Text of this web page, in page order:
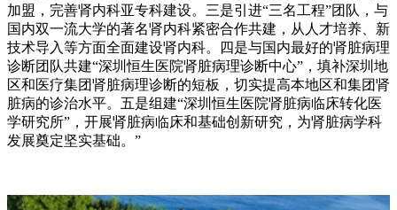
加盟，完善肾内科亚专科建设。三是引进“三名工程”团队，与
国内双一流大学的著名肾内科紧密合作共建，从人才培养、新
技术导入等方面全面建设肾内科。四是与国内最好的肾脏病理
诊断团队共建“深圳恒生医院肾脏病理诊断中心”，填补深圳地
区和医疗集团肾脏病理诊断的短板，切实提高本地区和集团肾
脏病的诊治水平。五是组建“深圳恒生医院肾脏病临床转化医
学研究所”，开展肾脏病临床和基础创新研究，为肾脏病学科
发展奠定坚实基础。”